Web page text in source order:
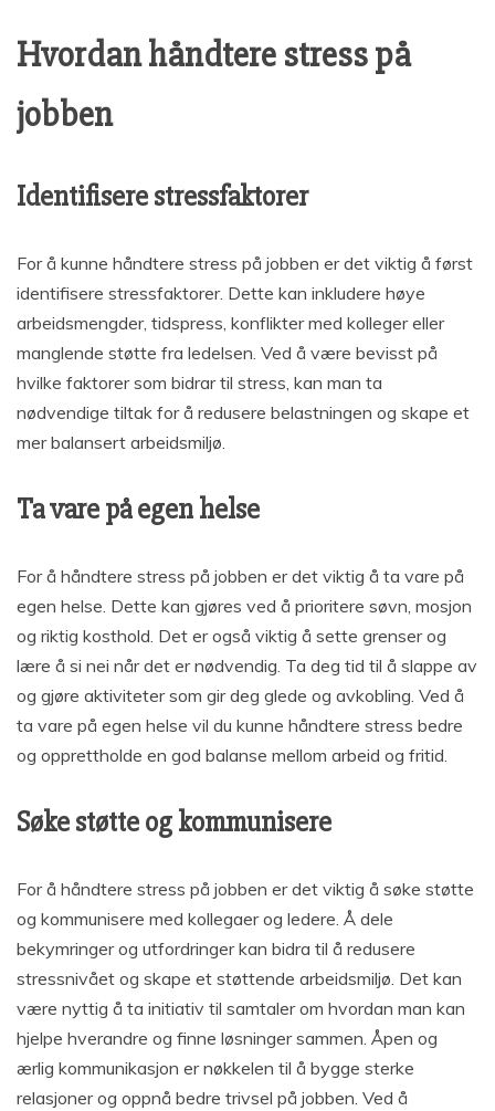
Hvordan håndtere stress på
jobben
Identifisere stressfaktorer
For å kunne håndtere stress på jobben er det viktig å først
identifisere stressfaktorer. Dette kan inkludere høye
arbeidsmengder, tidspress, konflikter med kolleger eller
manglende støtte fra ledelsen. Ved å være bevisst på
hvilke faktorer som bidrar til stress, kan man ta
nødvendige tiltak for å redusere belastningen og skape et
mer balansert arbeidsmiljø.
Ta vare på egen helse
For å håndtere stress på jobben er det viktig å ta vare på
egen helse. Dette kan gjøres ved å prioritere søvn, mosjon
og riktig kosthold. Det er også viktig å sette grenser og
lære å si nei når det er nødvendig. Ta deg tid til å slappe av
og gjøre aktiviteter som gir deg glede og avkobling. Ved å
ta vare på egen helse vil du kunne håndtere stress bedre
og opprettholde en god balanse mellom arbeid og fritid.
Søke støtte og kommunisere
For å håndtere stress på jobben er det viktig å søke støtte
og kommunisere med kollegaer og ledere. Å dele
bekymringer og utfordringer kan bidra til å redusere
stressnivået og skape et støttende arbeidsmiljø. Det kan
være nyttig å ta initiativ til samtaler om hvordan man kan
hjelpe hverandre og finne løsninger sammen. Åpen og
ærlig kommunikasjon er nøkkelen til å bygge sterke
relasjoner og oppnå bedre trivsel på jobben. Ved å